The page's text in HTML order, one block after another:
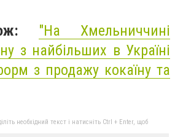
"На Хмельниччині
з найбільших в Україні
з продажу кокаїну та
необхідний текст і натисніть Ctrl + Enter, щоб